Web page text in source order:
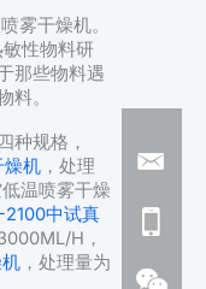
雾干燥机。
性物料研
那些物料遇
料。
种规格，
燥机 ，处理
温喷雾干燥
2100中试真
H，
，处理量为